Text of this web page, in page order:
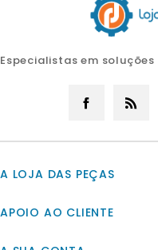
Especialistas em soluções
Facebook
A LOJA DAS PEÇAS
APOIO AO CLIENTE